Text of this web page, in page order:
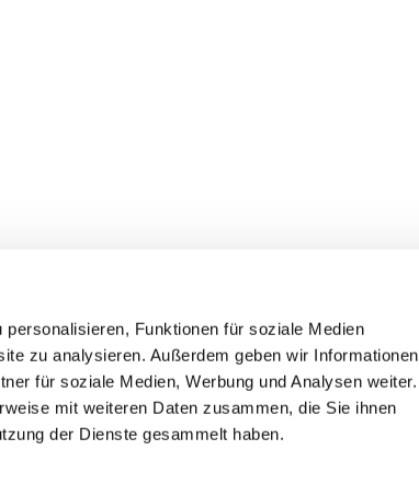
Funktionen für soziale Medien
zu analysieren. Außerdem geben wir Informationen
für soziale Medien, Werbung und Analysen weiter.
mit weiteren Daten zusammen, die Sie ihnen
der Dienste gesammelt haben.
63430